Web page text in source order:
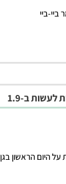
ביי
לעשות ב-1.9
היום הראשון בגן